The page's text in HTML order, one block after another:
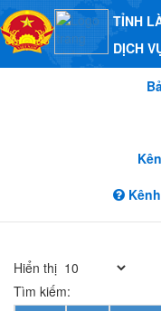
TỈNH
DỊCH
Hiển thị
Tìm kiếm: